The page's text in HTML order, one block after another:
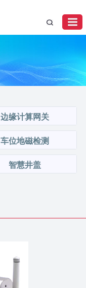
边缘计算网关
车位地磁检测
智慧井盖